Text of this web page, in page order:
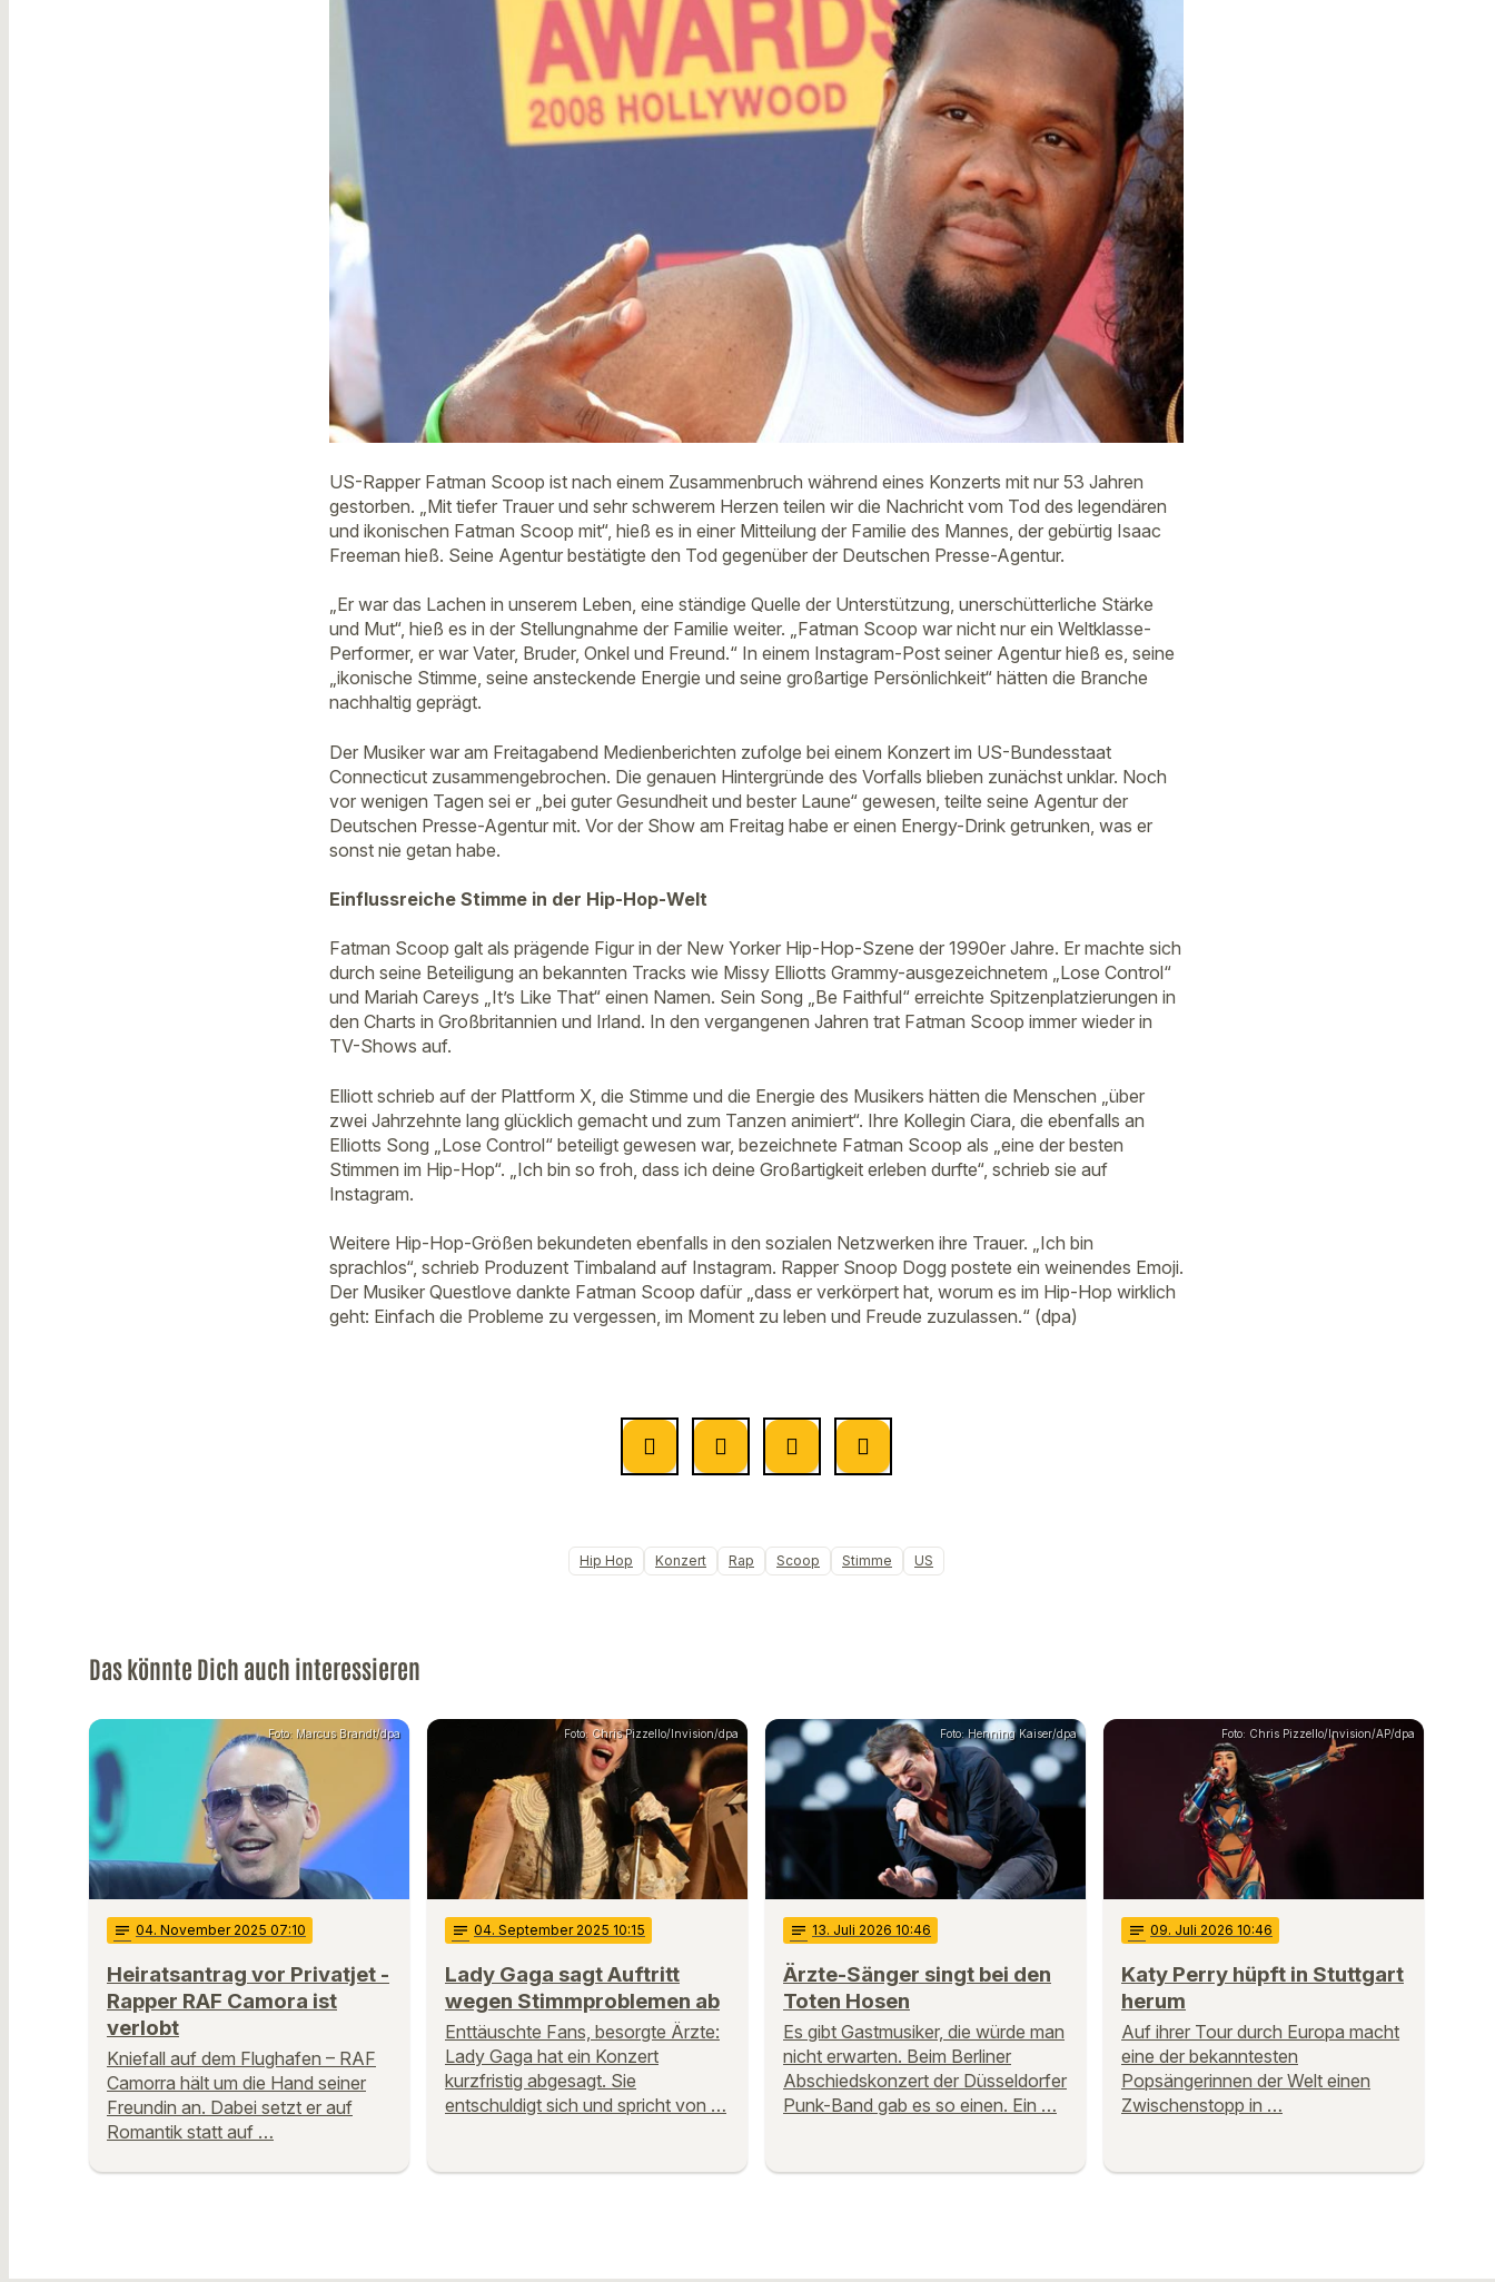
US-Rapper Fatman Scoop ist nach einem Zusammenbruch während eines Konzerts mit nur 53 Jahren
gestorben. „Mit tiefer Trauer und sehr schwerem Herzen teilen wir die Nachricht vom Tod des legendären
und ikonischen Fatman Scoop mit“, hieß es in einer Mitteilung der Familie des Mannes, der gebürtig Isaac
Freeman hieß. Seine Agentur bestätigte den Tod gegenüber der Deutschen Presse-Agentur.
„Er war das Lachen in unserem Leben, eine ständige Quelle der Unterstützung, unerschütterliche Stärke
und Mut“, hieß es in der Stellungnahme der Familie weiter. „Fatman Scoop war nicht nur ein Weltklasse-
Performer, er war Vater, Bruder, Onkel und Freund.“ In einem Instagram-Post seiner Agentur hieß es, seine
„ikonische Stimme, seine ansteckende Energie und seine großartige Persönlichkeit“ hätten die Branche
nachhaltig geprägt.
Der Musiker war am Freitagabend Medienberichten zufolge bei einem Konzert im US-Bundesstaat
Connecticut zusammengebrochen. Die genauen Hintergründe des Vorfalls blieben zunächst unklar. Noch
vor wenigen Tagen sei er „bei guter Gesundheit und bester Laune“ gewesen, teilte seine Agentur der
Deutschen Presse-Agentur mit. Vor der Show am Freitag habe er einen Energy-Drink getrunken, was er
sonst nie getan habe.
Einflussreiche Stimme in der Hip-Hop-Welt
Fatman Scoop galt als prägende Figur in der New Yorker Hip-Hop-Szene der 1990er Jahre. Er machte sich
durch seine Beteiligung an bekannten Tracks wie Missy Elliotts Grammy-ausgezeichnetem „Lose Control“
und Mariah Careys „It’s Like That“ einen Namen. Sein Song „Be Faithful“ erreichte Spitzenplatzierungen in
den Charts in Großbritannien und Irland. In den vergangenen Jahren trat Fatman Scoop immer wieder in
TV-Shows auf.
Elliott schrieb auf der Plattform X, die Stimme und die Energie des Musikers hätten die Menschen „über
zwei Jahrzehnte lang glücklich gemacht und zum Tanzen animiert“. Ihre Kollegin Ciara, die ebenfalls an
Elliotts Song „Lose Control“ beteiligt gewesen war, bezeichnete Fatman Scoop als „eine der besten
Stimmen im Hip-Hop“. „Ich bin so froh, dass ich deine Großartigkeit erleben durfte“, schrieb sie auf
Instagram.
Weitere Hip-Hop-Größen bekundeten ebenfalls in den sozialen Netzwerken ihre Trauer. „Ich bin
sprachlos“, schrieb Produzent Timbaland auf Instagram. Rapper Snoop Dogg postete ein weinendes Emoji.
Der Musiker Questlove dankte Fatman Scoop dafür „dass er verkörpert hat, worum es im Hip-Hop wirklich
geht: Einfach die Probleme zu vergessen, im Moment zu leben und Freude zuzulassen.“ (dpa)
Hip Hop Konzert Rap Scoop Stimme US
Das könnte Dich auch interessieren
Foto: Marcus Brandt/dpa
notes 04. November 2025 07:10
Heiratsantrag vor Privatjet -
Rapper RAF Camora ist
verlobt
Kniefall auf dem Flughafen – RAF
Camorra hält um die Hand seiner
Freundin an. Dabei setzt er auf
Romantik statt auf …
Foto: Chris Pizzello/Invision/dpa
notes 04. September 2025 10:15
Lady Gaga sagt Auftritt
wegen Stimmproblemen ab
Enttäuschte Fans, besorgte Ärzte:
Lady Gaga hat ein Konzert
kurzfristig abgesagt. Sie
entschuldigt sich und spricht von …
Foto: Henning Kaiser/dpa
notes 13. Juli 2026 10:46
Ärzte-Sänger singt bei den
Toten Hosen
Es gibt Gastmusiker, die würde man
nicht erwarten. Beim Berliner
Abschiedskonzert der Düsseldorfer
Punk-Band gab es so einen. Ein …
Foto: Chris Pizzello/Invision/AP/dpa
notes 09. Juli 2026 10:46
Katy Perry hüpft in Stuttgart
herum
Auf ihrer Tour durch Europa macht
eine der bekanntesten
Popsängerinnen der Welt einen
Zwischenstopp in …